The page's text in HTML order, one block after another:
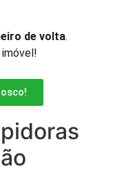
de volta.